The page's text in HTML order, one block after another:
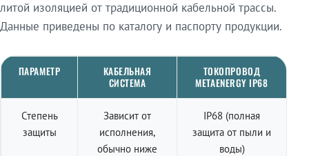
литой изоляцией от традиционной кабельной трассы.
Данные приведены по каталогу и паспорту продукции.
ПАРАМЕТР
КАБЕЛЬНАЯ
СИСТЕМА
ТОКОПРОВОД
METAENERGY IP68
Степень
защиты
Зависит от
исполнения,
обычно ниже
IP68 (полная
защита от пыли и
воды)